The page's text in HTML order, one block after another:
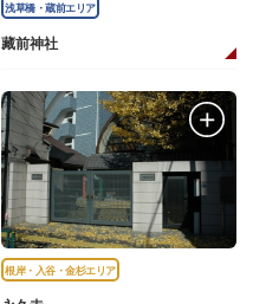
浅草橋・蔵前エリア
藏前神社
根岸・入谷・金杉エリア